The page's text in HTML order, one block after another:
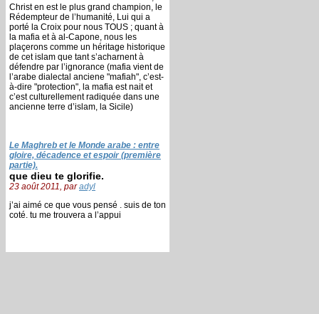
Christ en est le plus grand champion, le
Rédempteur de l’humanité, Lui qui a
porté la Croix pour nous TOUS ; quant à
la mafia et à al-Capone, nous les
plaçerons comme un héritage historique
de cet islam que tant s’acharnent à
défendre par l’ignorance (mafia vient de
l’arabe dialectal anciene "mafiah", c’est-
à-dire "protection", la mafia est nait et
c’est culturellement radiquée dans une
ancienne terre d’islam, la Sicile)
Le Maghreb et le Monde arabe : entre
gloire, décadence et espoir (première
partie).
que dieu te glorifie.
23 août 2011, paradyl
j’ai aimé ce que vous pensé . suis de ton
coté. tu me trouvera a l’appui